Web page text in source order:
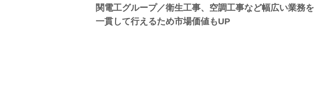
関電工グループ／衛生工事、空調工事など幅広い業務を
一貫して行えるため市場価値もUP